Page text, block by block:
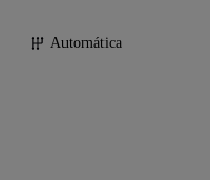
Automática